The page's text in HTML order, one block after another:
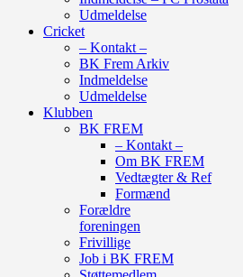
Udmeldelse
Cricket
– Kontakt –
BK Frem Arkiv
Indmeldelse
Udmeldelse
Klubben
BK FREM
– Kontakt –
Om BK FREM
Vedtægter & Ref
Formænd
Forældre
foreningen
Frivillige
Job i BK FREM